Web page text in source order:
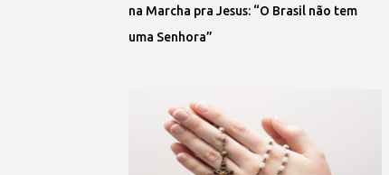
na Marcha pra Jesus: “O Brasil não tem
uma Senhora”